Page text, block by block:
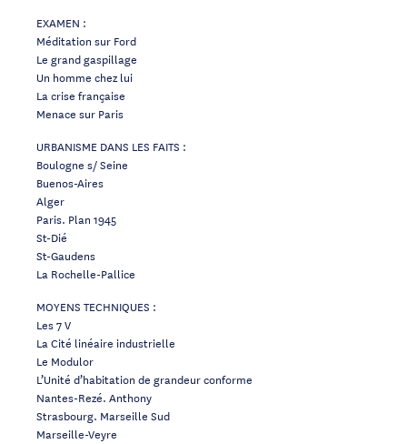
EXAMEN :
Méditation sur Ford
Le grand gaspillage
Un homme chez lui
La crise française
Menace sur Paris
URBANISME DANS LES FAITS :
Boulogne s/ Seine
Buenos-Aires
Alger
Paris. Plan 1945
St-Dié
St-Gaudens
La Rochelle-Pallice
MOYENS TECHNIQUES :
Les 7 V
La Cité linéaire industrielle
Le Modulor
L’Unité d’habitation de grandeur conforme
Nantes-Rezé. Anthony
Strasbourg. Marseille Sud
Marseille-Veyre